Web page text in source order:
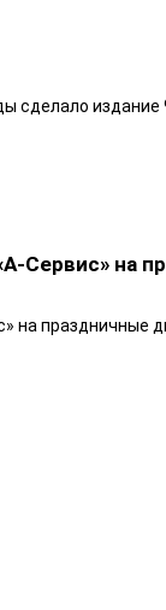
сделало издание
Сервис» на
на праздничные